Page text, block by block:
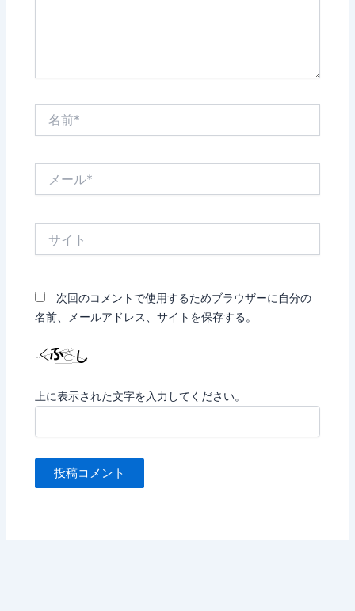
次回のコメントで使用するためブラウザーに自分の
名前、メールアドレス、サイトを保存する。
上に表示された文字を入力してください。